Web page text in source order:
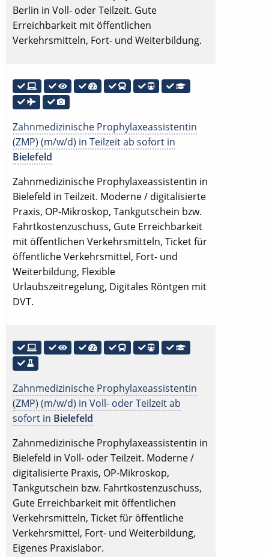
Berlin in Voll- oder Teilzeit. Gute
Erreichbarkeit mit öffentlichen
Verkehrsmitteln, Fort- und Weiterbildung.
Zahnmedizinische Prophylaxeassistentin
(ZMP) (m/w/d) in Teilzeit ab sofort in
Bielefeld
Zahnmedizinische Prophylaxeassistentin in
Bielefeld in Teilzeit. Moderne / digitalisierte
Praxis, OP-Mikroskop, Tankgutschein bzw.
Fahrtkostenzuschuss, Gute Erreichbarkeit
mit öffentlichen Verkehrsmitteln, Ticket für
öffentliche Verkehrsmittel, Fort- und
Weiterbildung, Flexible
Urlaubszeitregelung, Digitales Röntgen mit
DVT.
Zahnmedizinische Prophylaxeassistentin
(ZMP) (m/w/d) in Voll- oder Teilzeit ab
sofort in Bielefeld
Zahnmedizinische Prophylaxeassistentin in
Bielefeld in Voll- oder Teilzeit. Moderne /
digitalisierte Praxis, OP-Mikroskop,
Tankgutschein bzw. Fahrtkostenzuschuss,
Gute Erreichbarkeit mit öffentlichen
Verkehrsmitteln, Ticket für öffentliche
Verkehrsmittel, Fort- und Weiterbildung,
Eigenes Praxislabor.